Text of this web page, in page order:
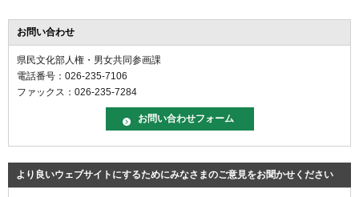
お問い合わせ
県民文化部人権・男女共同参画課
電話番号：026-235-7106
ファックス：026-235-7284
より良いウェブサイトにするためにみなさまのご意見をお聞かせください